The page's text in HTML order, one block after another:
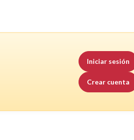
Iniciar sesión
Crear cuenta